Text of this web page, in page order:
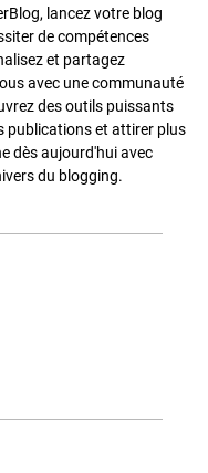
lancez votre blog
de compétences
et partagez
avec une communauté
des outils puissants
publications et attirer plus
dès aujourd'hui avec
du blogging.